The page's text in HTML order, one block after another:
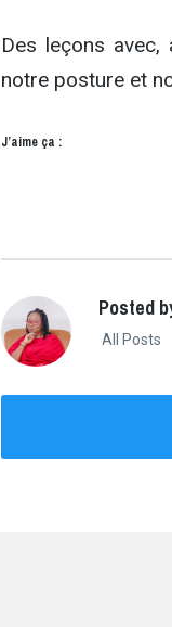
Des leçons
notre posture et
J’aime ça :
Posted
All Posts